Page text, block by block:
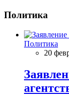
Политика
Политика
20